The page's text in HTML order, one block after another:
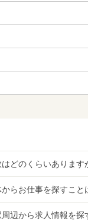
どのくらいあります
らお仕事を探すこと
辺から求人情報を探